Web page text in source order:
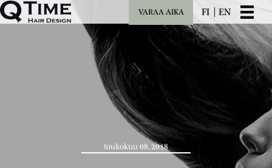
VARAA AIKA FI EN
toukokuu 08, 2018